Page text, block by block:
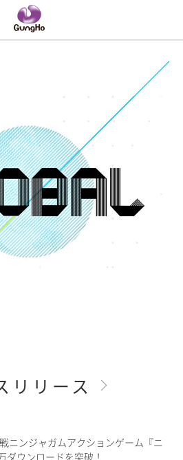
リリース
ニンジャガムアクションゲーム『ニ
ダウンロードを突破！